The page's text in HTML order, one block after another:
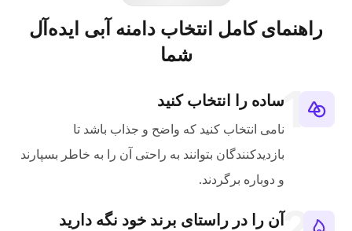
راهنمای کامل انتخاب دامنه آبی ایده‌آل
شما
ساده را انتخاب کنید
نامی انتخاب کنید که واضح و جذاب باشد تا
بازدیدکنندگان بتوانند به راحتی آن را به خاطر بسپارند
و دوباره برگردند.
آن را در راستای برند خود نگه دارید